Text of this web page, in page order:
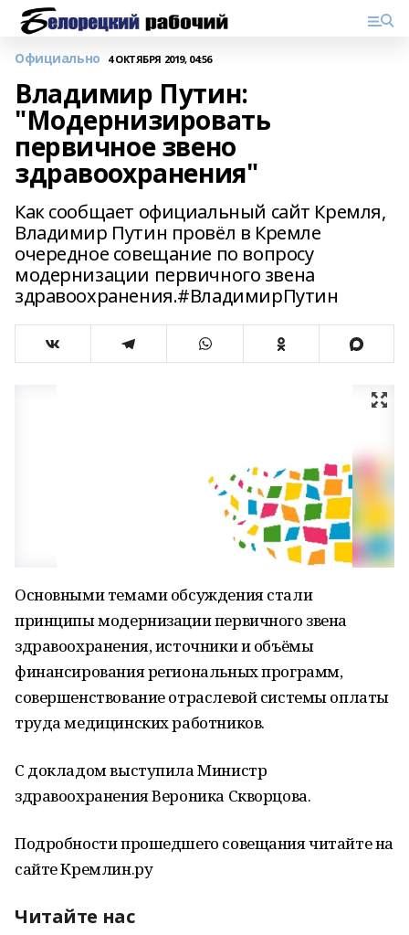
Официально 4 ОКТЯБРЯ 2019, 04:56
Владимир Путин:
"Модернизировать
первичное звено
здравоохранения"
Как сообщает официальный сайт Кремля,
Владимир Путин провёл в Кремле
очередное совещание по вопросу
модернизации первичного звена
здравоохранения.#ВладимирПутин
Основными темами обсуждения стали
принципы модернизации первичного звена
здравоохранения, источники и объёмы
финансирования региональных программ,
совершенствование отраслевой системы оплаты
труда медицинских работников.
С докладом выступила Министр
здравоохранения Вероника Скворцова.
Подробности прошедшего совещания читайте на
сайте Кремлин.ру
Читайте нас